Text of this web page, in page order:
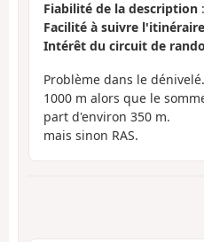
Fiabilité de la description
Facilité à suivre l'itinéraire
Intérêt du circuit de
Problème dans le
1000 m alors que le
part d'environ 350 m.
mais sinon RAS.